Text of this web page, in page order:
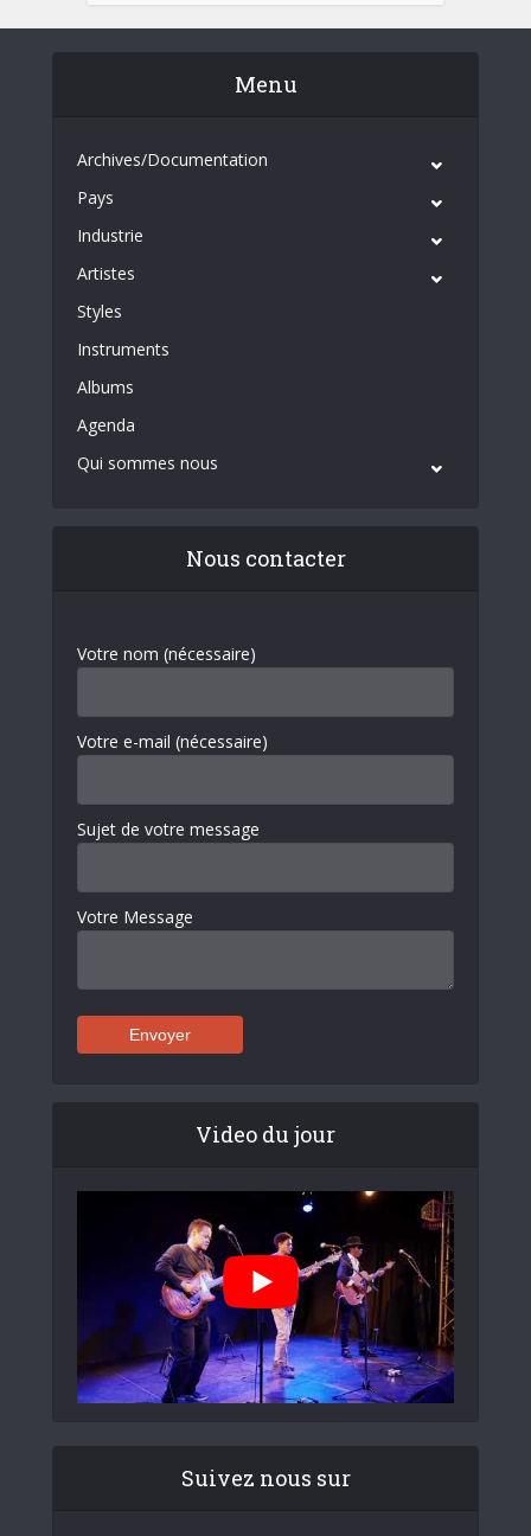
Menu
Archives/Documentation
Pays
Industrie
Artistes
Styles
Instruments
Albums
Agenda
Qui sommes nous
Nous contacter
Votre nom (nécessaire)
Votre e-mail (nécessaire)
Sujet de votre message
Votre Message
Video du jour
Suivez nous sur